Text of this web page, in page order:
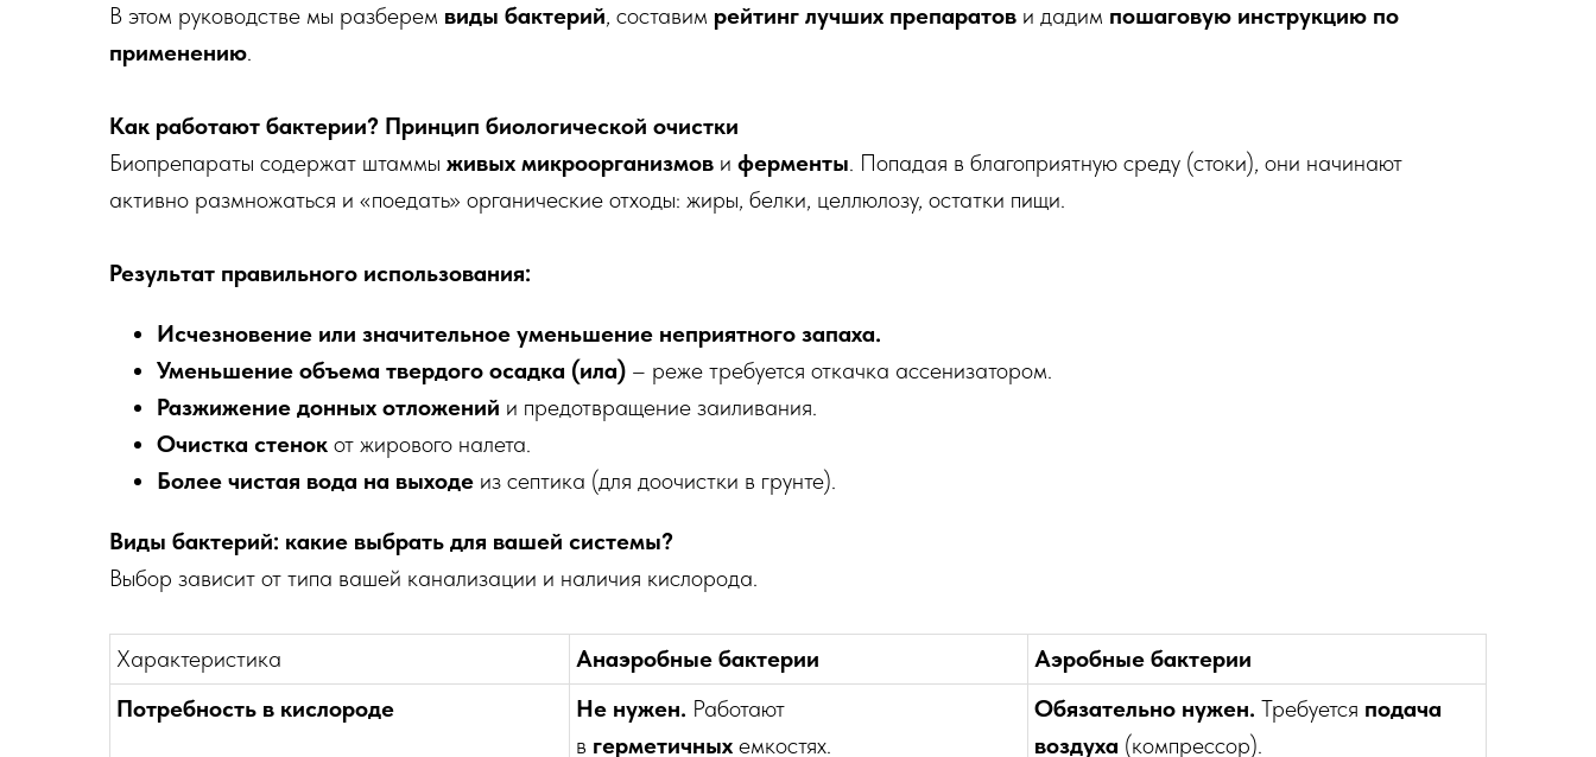
В этом руководстве мы разберем виды бактерий, составим рейтинг лучших препаратов и дадим пошаговую инструкцию по
применению.
Как работают бактерии? Принцип биологической очистки
Биопрепараты содержат штаммы живых микроорганизмов и ферменты. Попадая в благоприятную среду (стоки), они начинают
активно размножаться и «поедать» органические отходы: жиры, белки, целлюлозу, остатки пищи.
Результат правильного использования:
Исчезновение или значительное уменьшение неприятного запаха.
Уменьшение объема твердого осадка (ила) – реже требуется откачка ассенизатором.
Разжижение донных отложений и предотвращение заиливания.
Очистка стенок от жирового налета.
Более чистая вода на выходе из септика (для доочистки в грунте).
Виды бактерий: какие выбрать для вашей системы?
Выбор зависит от типа вашей канализации и наличия кислорода.
Характеристика Анаэробные бактерии
Аэробные бактерии
Потребность в кислороде
Не нужен. Работают
в герметичных емкостях.
Обязательно нужен. Требуется подача
воздуха (компрессор).